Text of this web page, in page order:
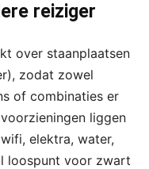
reiziger
over staanplaatsen
zodat zowel
of combinaties er
liggen
elektra, water,
loospunt voor zwart